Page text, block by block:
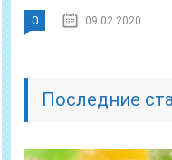
0 09.02.2020
Последние